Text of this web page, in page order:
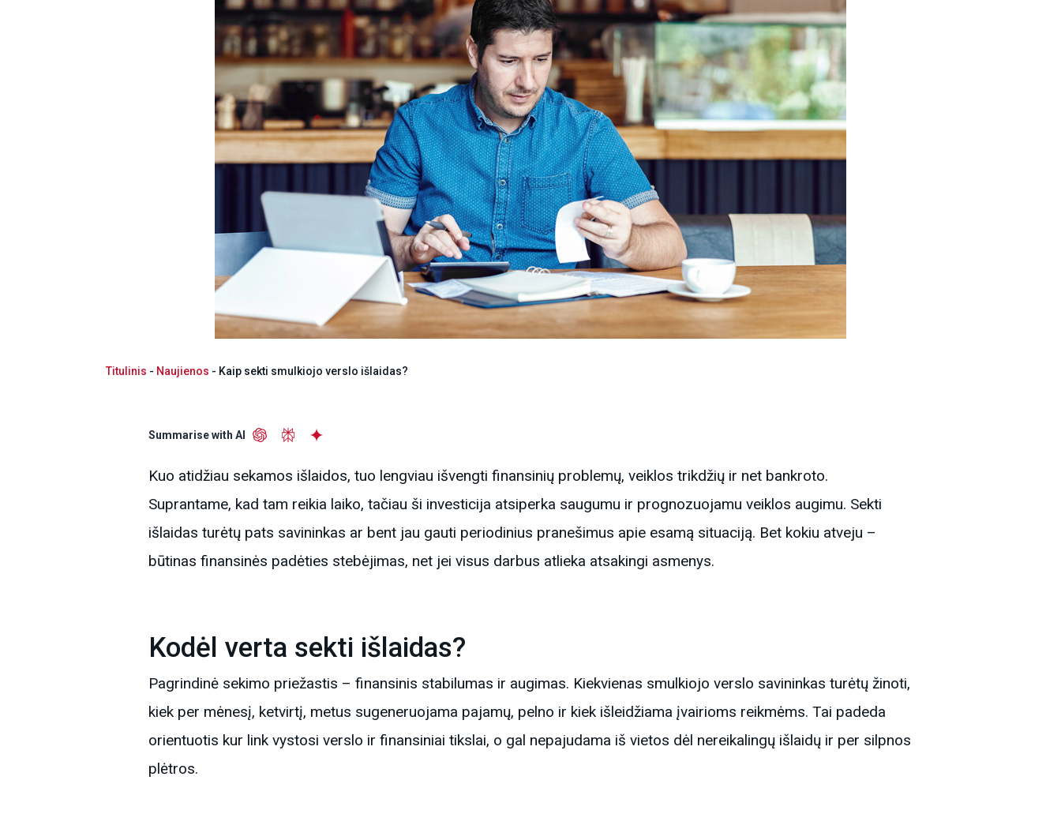
Titulinis - Naujienos - Kaip sekti smulkiojo verslo išlaidas?
Summarise with AI
Kuo atidžiau sekamos išlaidos, tuo lengviau išvengti finansinių problemų, veiklos trikdžių ir net bankroto.
Suprantame, kad tam reikia laiko, tačiau ši investicija atsiperka saugumu ir prognozuojamu veiklos augimu. Sekti
išlaidas turėtų pats savininkas ar bent jau gauti periodinius pranešimus apie esamą situaciją. Bet kokiu atveju –
būtinas finansinės padėties stebėjimas, net jei visus darbus atlieka atsakingi asmenys.
Kodėl verta sekti išlaidas?
Pagrindinė sekimo priežastis – finansinis stabilumas ir augimas. Kiekvienas smulkiojo verslo savininkas turėtų žinoti,
kiek per mėnesį, ketvirtį, metus sugeneruojama pajamų, pelno ir kiek išleidžiama įvairioms reikmėms. Tai padeda
orientuotis kur link vystosi verslo ir finansiniai tikslai, o gal nepajudama iš vietos dėl nereikalingų išlaidų ir per silpnos
plėtros.